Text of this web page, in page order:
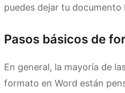
puedes dejar tu
Pasos básicos de
En general, la mayoría de
formato en Word están